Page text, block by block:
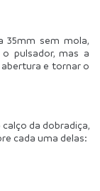
35mm sem mola,
pulsador, mas a
e tornar o
da dobradiça,
cada uma delas: